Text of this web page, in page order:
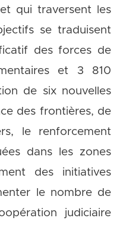
qui traversent les
se traduisent
des forces de
et 3 810
de six nouvelles
des frontières, de
le renforcement
dans les zones
des initiatives
le nombre de
judiciaire